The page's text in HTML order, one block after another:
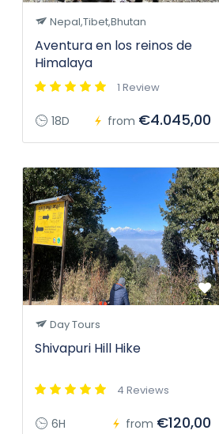
Nepal,Tibet,Bhutan
Aventura en los reinos de
Himalaya
1 Review
18D from €4.045,00
Day Tours
Shivapuri Hill Hike
4 Reviews
6H from €120,00